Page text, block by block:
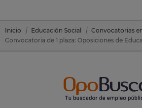
Inicio Educación Social
Convocatorias